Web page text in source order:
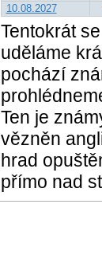
10.08.2027
Tentokrát
uděláme
pochází
Ten je
vězněn
hrad
přímo nad